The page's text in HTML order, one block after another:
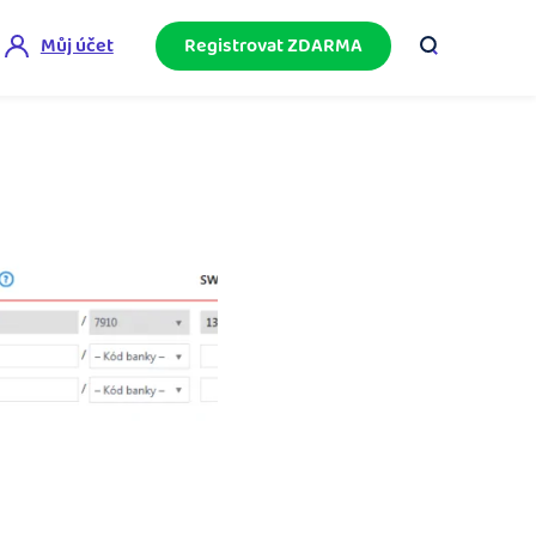
poradna
se komunity na fakturaci, daně či
Můj účet Registrovat ZDARMA